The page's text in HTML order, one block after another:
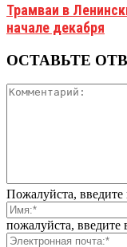
Трамваи в
начале декабря
ОСТАВЬТЕ
Пожалуйста,
пожалуйста, введите